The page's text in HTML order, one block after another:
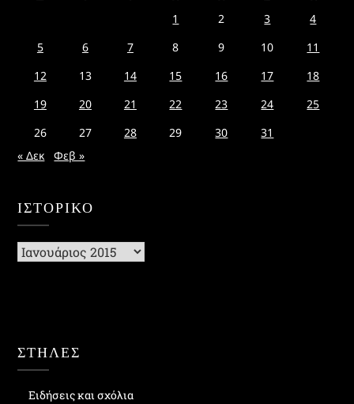
1
2 3
4
5
6 7 8 9 10
11
12
13 14 15 16 17
18
19
20 21 22 23 24
25
26
27 28 29 30
31
« Δεκ
Φεβ »
ΙΣΤΟΡΙΚΌ
Ιστορικό
ΣΤΗΛΕΣ
Ειδήσεις και σχόλια